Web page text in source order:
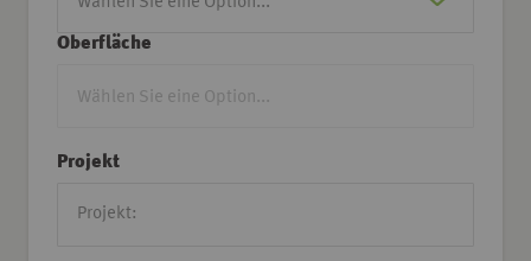
Oberfläche
Projekt